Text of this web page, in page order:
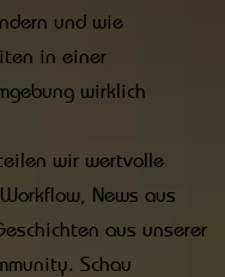
und wie
in einer
wirklich
wir wertvolle
News aus
aus unserer
Schau